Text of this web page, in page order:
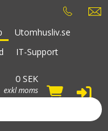
Utomhusliv.se
IT-Support
0 SEK
exkl moms